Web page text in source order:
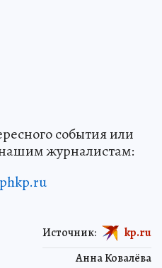
события или
журналистам:
Анна Ковалёва
Источник: kp.ru